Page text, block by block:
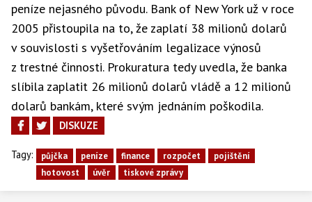
peníze nejasného původu. Bank of New York už v roce
2005 přistoupila na to, že zaplatí 38 milionů dolarů
v souvislosti s vyšetřováním legalizace výnosů
z trestné činnosti. Prokuratura tedy uvedla, že banka
slíbila zaplatit 26 milionů dolarů vládě a 12 milionů
dolarů bankám, které svým jednáním poškodila.
DISKUZE
Tagy: půjčka peníze finance rozpočet
pojištění
hotovost
úvěr tiskové zprávy